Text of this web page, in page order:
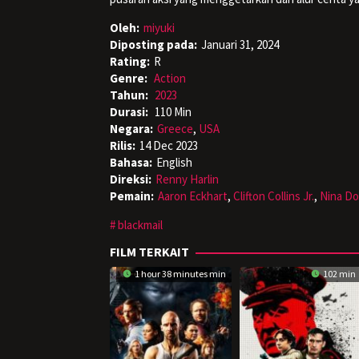
Oleh: miyuki
Diposting pada: Januari 31, 2024
Rating: R
Genre: Action
Tahun: 2023
Durasi: 110 Min
Negara: Greece, USA
Rilis: 14 Dec 2023
Bahasa: English
Direksi: Renny Harlin
Pemain: Aaron Eckhart, Clifton Collins Jr., Nina
blackmail
FILM TERKAIT
1 hour 38 minutes min 102 min